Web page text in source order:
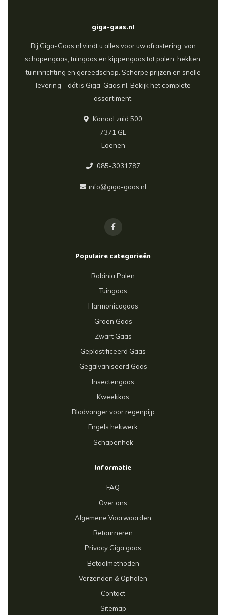
giga-gaas.nl
Bij Giga-Gaas.nl vindt u alles voor uw afrastering: van
schapengaas, tuingaas en kippengaas tot palen, hekken,
tuininrichting en gereedschap. Scherpe prijzen en snelle
levering – dát is Giga-Gaas.nl. Bekijk het complete
assortiment.
Kanaal zuid 500
7371 GL
Loenen
085-3031787
info@giga-gaas.nl
Populaire categorieën
Robinia Palen
Tuingaas
Harmonicagaas
Groen Gaas
Zwart Gaas
Geplastificeerd Gaas
Gegalvaniseerd Gaas
Insectengaas
Kweekkas
Bladvanger voor regenpijp
Engels hekwerk
Schapenhek
Informatie
FAQ
Over ons
Algemene Voorwaarden
Retourneren
Privacy Giga gaas
Betaalmethoden
Verzenden & Ophalen
Contact
Sitemap